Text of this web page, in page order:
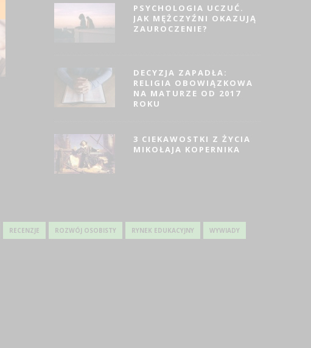
CARGO DO SZAFEK
– DLACZEGO
MENU DLA DZIECI –
PSYCHOLOGIA UCZUĆ.
JAK MĘŻCZYŹNI OKAZUJĄ
ZAUROCZENIE?
DECYZJA ZAPADŁA:
RELIGIA OBOWIĄZKOWA
NA MATURZE OD 2017
ROKU
3 CIEKAWOSTKI Z ŻYCIA
MIKOŁAJA KOPERNIKA
RECENZJE ROZWÓJ OSOBISTY RYNEK EDUKACYJNY WYWIADY